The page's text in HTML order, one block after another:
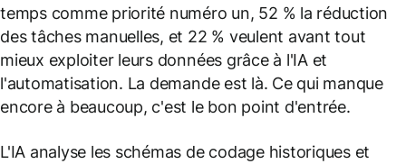
temps comme priorité numéro un, 52 % la réduction
des tâches manuelles, et 22 % veulent avant tout
mieux exploiter leurs données grâce à l'IA et
l'automatisation. La demande est là. Ce qui manque
encore à beaucoup, c'est le bon point d'entrée.
L'IA analyse les schémas de codage historiques et